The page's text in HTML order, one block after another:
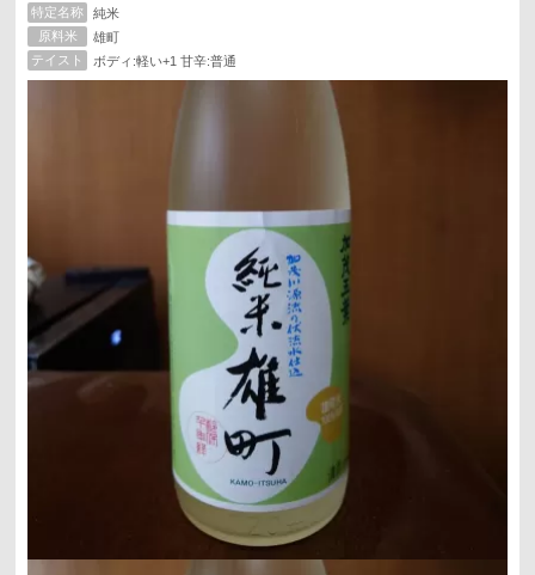
特定名称
純米
原料米
雄町
テイスト
ボディ:軽い+1 甘辛:普通